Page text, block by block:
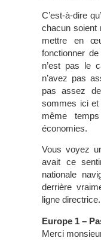
C’est-à-dire
chacun soient
mettre en
fonctionner
n’est pas le
n’avez pas
pas assez
sommes ici et
même
économies.
Vous voyez
avait ce
nationale
derrière
ligne directrice.
Europe 1 –
Merci